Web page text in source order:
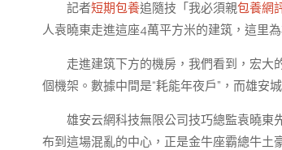
記者短期包養追隨技「我必須親包養網
人袁曉東走進這座4萬平方米的建筑，這里
走進建筑下方的機房，我們看到，宏
個機架。數據中間是“耗能年夜戶”，而雄安
雄安云網科技無限公司技巧總監袁曉東
布到這場混亂的中心，正是金牛座霸總牛土